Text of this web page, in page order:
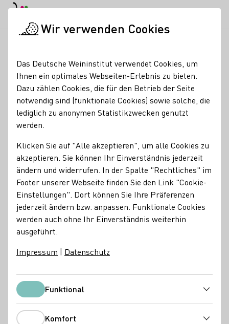
Deutsche Weine
transformieren Chinas
Weißweinmarkt
„Der Absatz von deutschen Weinen in China ist eine einzige
Erfolgsgeschichte“, schreibt das Portal ‘Vino Joy News‘ in
seiner neuesten Ausgabe. Anlass dieser Einschätzung:
Deutschland stach bei den Weinimporten Chinas zuletzt
statistisch äußerst positiv hervor.
DWI Aktuell
Wir verwenden Cookies
Das Deutsche Weininstitut verwendet Cookies, um
Ihnen ein optimales Webseiten-Erlebnis zu bieten.
Dazu zählen Cookies, die für den Betrieb der Seite
notwendig sind (funktionale Cookies) sowie solche, die
lediglich zu anonymen Statistikzwecken genutzt
werden.
Klicken Sie auf "Alle akzeptieren", um alle Cookies zu
akzeptieren. Sie können Ihr Einverständnis jederzeit
ändern und widerrufen. In der Spalte "Rechtliches" im
Footer unserer Webseite finden Sie den Link "Cookie-
Einstellungen". Dort können Sie Ihre Präferenzen
jederzeit ändern bzw. anpassen. Funktionale Cookies
werden auch ohne Ihr Einverständnis weiterhin
ausgeführt.
Impressum | Datenschutz
FunktionalFunktional
Komfort